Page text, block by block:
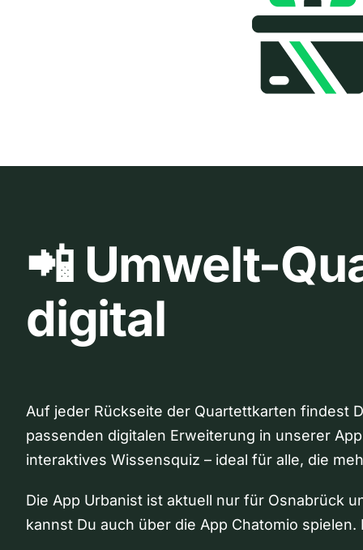
📲 Umwelt-
digital
Auf jeder Rückseite der Quartettkarten findest
passenden digitalen Erweiterung in unserer
interaktives Wissensquiz – ideal für alle, die
Die App Urbanist ist aktuell nur für Osnabrück
kannst Du auch über die App Chatomio